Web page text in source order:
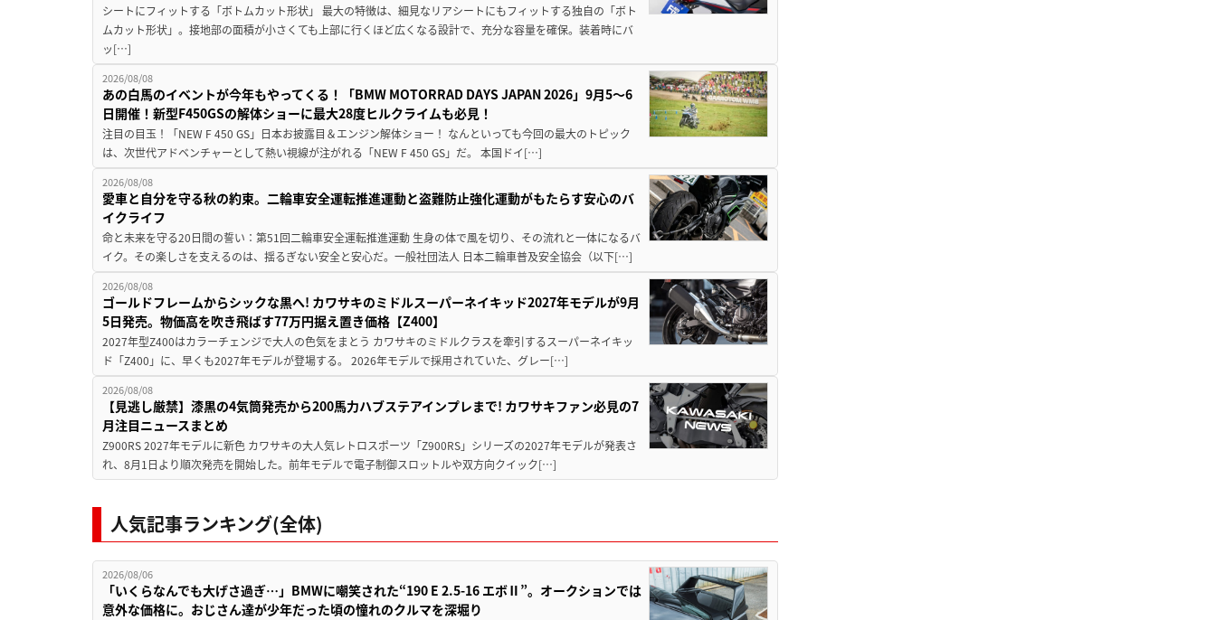
シートにフィットする「ボトムカット形状」 最大の特徴は、細見なリアシートにもフィットする独自の「ボト
ムカット形状」。接地部の面積が小さくても上部に行くほど広くなる設計で、充分な容量を確保。装着時にバ
ッ[…]
2026/08/08
あの白馬のイベントが今年もやってくる！「BMW MOTORRAD DAYS JAPAN 2026」9月5〜6
日開催！新型F450GSの解体ショーに最大28度ヒルクライムも必見！
注目の目玉！「NEW F 450 GS」日本お披露目＆エンジン解体ショー！ なんといっても今回の最大のトピック
は、次世代アドベンチャーとして熱い視線が注がれる「NEW F 450 GS」だ。 本国ドイ[…]
2026/08/08
愛車と自分を守る秋の約束。二輪車安全運転推進運動と盗難防止強化運動がもたらす安心のバ
イクライフ
命と未来を守る20日間の誓い：第51回二輪車安全運転推進運動 生身の体で風を切り、その流れと一体になるバ
イク。その楽しさを支えるのは、揺るぎない安全と安心だ。一般社団法人 日本二輪車普及安全協会（以下[…]
2026/08/08
ゴールドフレームからシックな黒へ! カワサキのミドルスーパーネイキッド2027年モデルが9月
5日発売。物価高を吹き飛ばす77万円据え置き価格【Z400】
2027年型Z400はカラーチェンジで大人の色気をまとう カワサキのミドルクラスを牽引するスーパーネイキッ
ド「Z400」に、早くも2027年モデルが登場する。 2026年モデルで採用されていた、グレー[…]
2026/08/08
【見逃し厳禁】漆黒の4気筒発売から200馬力ハブステアインプレまで! カワサキファン必見の7
月注目ニュースまとめ
Z900RS 2027年モデルに新色 カワサキの大人気レトロスポーツ「Z900RS」シリーズの2027年モデルが発表さ
れ、8月1日より順次発売を開始した。前年モデルで電子制御スロットルや双方向クイック[…]
人気記事ランキング(全体)
2026/08/06
「いくらなんでも大げさ過ぎ…」BMWに嘲笑された“190 E 2.5-16 エボⅡ”。オークションでは
意外な価格に。おじさん達が少年だった頃の憧れのクルマを深堀り